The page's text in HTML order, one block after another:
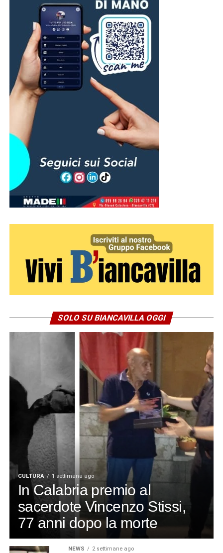
di Adrano), coinvolti nell’iniziativa, dando la loro
testimonianza per la promozione della lettura e della
fruizione della biblioteca.
© RIPRODUZIONE RISERVATA
SOLO SU BIANCAVILLA OGGI
CULTURA 1 settimana ago
In Calabria premio al
sacerdote Vincenzo Stissi,
77 anni dopo la morte
NEWS 2 settimane ago